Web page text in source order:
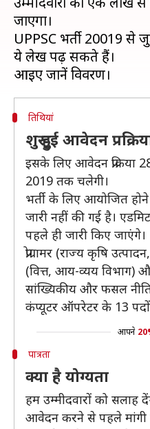
जाएगा।
UPPSC भर्ती 20019 से
ये लेख पढ़ सकते हैं।
तिथियां
शुरू हुुई आवेदन
इसके लिए आवेदन प्रक्रिया
2019 तक चलेगी।
भर्ती के लिए आयोजित होने
जारी नहीं की गई है।
पहले ही जारी किए जाएंगे।
प्रोग्रामर (राज्य कृषि
(वित्त, आय-व्यय विभाग) और
सांख्यिकीय और फसल
कंप्यूटर ऑपरेटर के 13 पदों
आपने
पात्रता
क्या है योग्यता
हम उम्मीदवारों को सलाह
आवेदन करने से पहले मांगी